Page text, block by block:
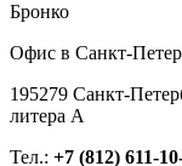
Бронко
Офис в Санкт-
195279 Санкт-
литера А
Тел.: +7 (812) 611-